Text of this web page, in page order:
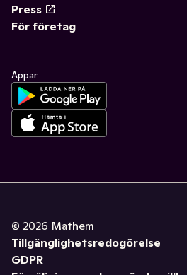
Press
För företag
Appar
© 2026 Mathem
Tillgänglighetsredogörelse
GDPR